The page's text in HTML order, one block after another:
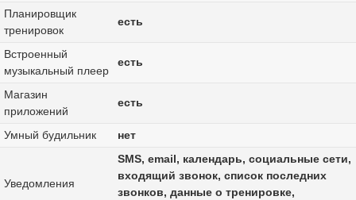
Планировщик
тренировок
есть
Встроенный
музыкальный плеер
есть
Магазин
приложений
есть
Умный будильник нет
Уведомления
SMS, email, календарь, социальные сети,
входящий звонок, список последних
звонков, данные о тренировке,